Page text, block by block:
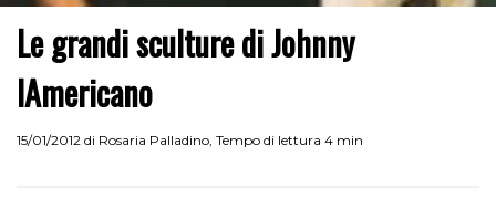
Le grandi sculture di Johnny
lAmericano
15/01/2012 di Rosaria Palladino, Tempo di lettura 4 min